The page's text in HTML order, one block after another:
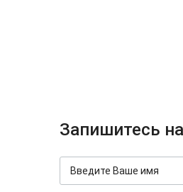
Запишитесь
Введите Ваше имя